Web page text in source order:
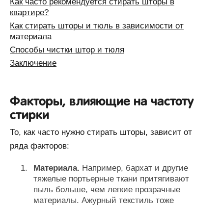
квартире?
Как стирать шторы и тюль в зависимости от
материала
Способы чистки штор и тюля
Заключение
Факторы, влияющие на частоту
стирки
То, как часто нужно стирать шторы, зависит от
ряда факторов:
Материала. Например, бархат и другие
тяжелые портьерные ткани притягивают
пыль больше, чем легкие прозрачные
материалы. Ажурный текстиль тоже